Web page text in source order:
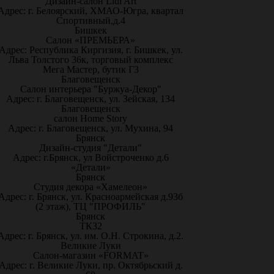
г. Белоярский, ХМАО-Югра, квартал
Спортивный,д.4
Бишкек
Салон «ПРЕМЬЕРА»
Республика Киргизия, г. Бишкек, ул.
Льва Толстого 36к, торговый комплекс
Мега Мастер, бутик Г3
Благовещенск
Салон интерьера "Буржуа-Декор"
Адрес: г. Благовещенск, ул. Зейская, 134
Благовещенск
салон Home Story
Адрес: г. Благовещенск, ул. Мухина, 94
Брянск
Дизайн-студия "Детали"
Адрес: г.Брянск, ул Войстроченко д.6
«Детали»
Брянск
Студия декора «Хамелеон»
г. Брянск, ул. Красноармейская д.93б
(2 этаж), ТЦ "ПРОФИЛЬ"
Брянск
ТК32
г. Брянск, ул. им. О.Н. Строкина, д.2.
Великие Луки
Салон-магазин «FORMAT»
г. Великие Луки, пр. Октябрьский д.